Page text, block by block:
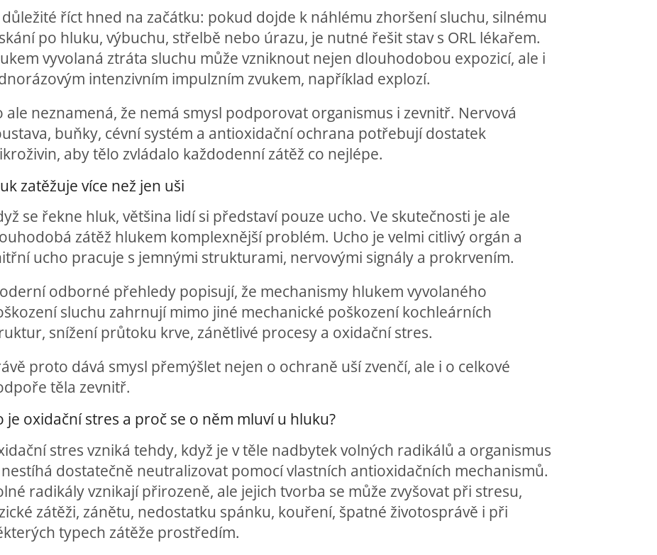
důležité říct hned na začátku: pokud dojde k náhlému zhoršení sluchu, silnému
po hluku, výbuchu, střelbě nebo úrazu, je nutné řešit stav s ORL lékařem.
vyvolaná ztráta sluchu může vzniknout nejen dlouhodobou expozicí, ale i
intenzivním impulzním zvukem, například explozí.
ale neznamená, že nemá smysl podporovat organismus i zevnitř. Nervová
buňky, cévní systém a antioxidační ochrana potřebují dostatek
aby tělo zvládalo každodenní zátěž co nejlépe.
zatěžuje více než jen uši
se řekne hluk, většina lidí si představí pouze ucho. Ve skutečnosti je ale
zátěž hlukem komplexnější problém. Ucho je velmi citlivý orgán a
ucho pracuje s jemnými strukturami, nervovými signály a prokrvením.
odborné přehledy popisují, že mechanismy hlukem vyvolaného
sluchu zahrnují mimo jiné mechanické poškození kochleárních
snížení průtoku krve, zánětlivé procesy a oxidační stres.
proto dává smysl přemýšlet nejen o ochraně uší zvenčí, ale i o celkové
těla zevnitř.
je oxidační stres a proč se o něm mluví u hluku?
stres vzniká tehdy, když je v těle nadbytek volných radikálů a organismus
dostatečně neutralizovat pomocí vlastních antioxidačních mechanismů.
radikály vznikají přirozeně, ale jejich tvorba se může zvyšovat při stresu,
zátěži, zánětu, nedostatku spánku, kouření, špatné životosprávě i při
typech zátěže prostředím.